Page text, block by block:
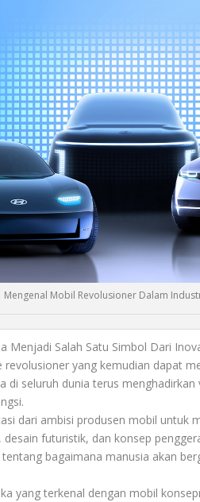
Mengenal Mobil Revolusioner Dalam
Menjadi Salah Satu Simbol Dari
revolusioner yang kemudian dapat
di seluruh dunia terus
dari ambisi produsen mobil untuk
futuristik, dan konsep
bagaimana manusia akan
yang terkenal dengan mobil